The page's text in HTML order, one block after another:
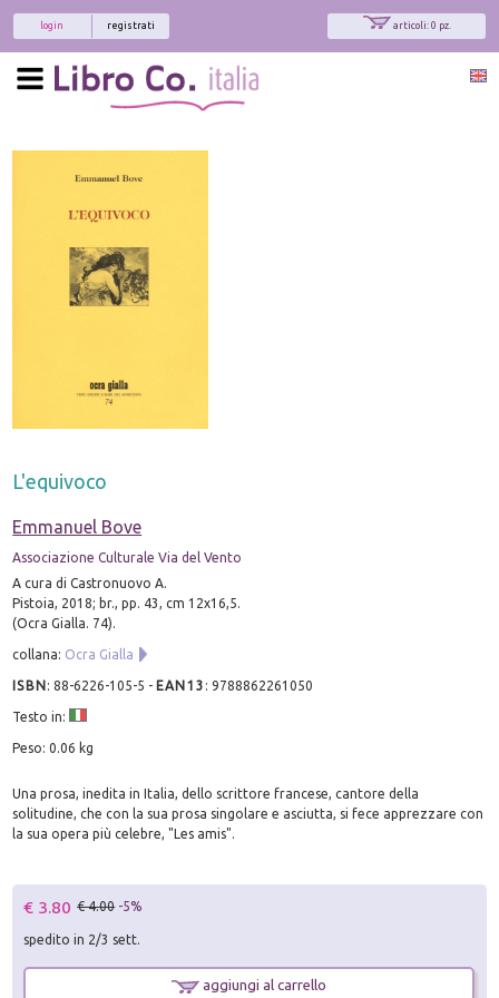
articoli: 0 pz.
registrati
login
L'equivoco
Emmanuel Bove
Associazione Culturale Via del Vento
A cura di Castronuovo A.
Pistoia, 2018; br., pp. 43, cm 12x16,5.
(Ocra Gialla. 74).
collana: Ocra Gialla
ISBN:88-6226-105-5 - EAN13 :9788862261050
Testo in:
Peso: 0.06 kg
Una prosa, inedita in Italia, dello scrittore francese, cantore della
solitudine, che con la sua prosa singolare e asciutta, si fece apprezzare con
la sua opera più celebre, "Les amis".
€ 3.80 € 4.00 -5%
spedito in 2/3 sett.
aggiungi al carrello